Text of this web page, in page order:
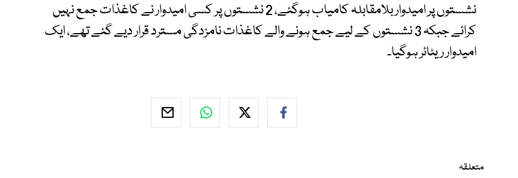
نشستوں پر امیدوار بلامقابلہ کامیاب ہوگئے، 2 نشستوں پر کسی امیدوار نے کاغذات جمع نہیں
کرائے جبکہ 3 نشستوں کے لیے جمع ہونے والے کاغذات نامزدگی مسترد قرار دیے گئے تھے، ایک
امیدوار ریٹائر ہوگیا۔
متعلقہ